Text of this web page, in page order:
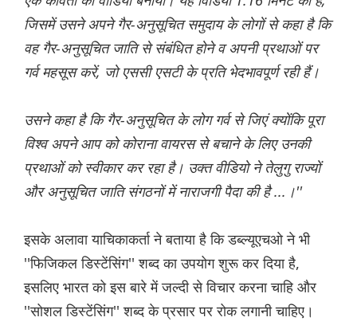
जिसमें उसने अपने गैर-अनुसूचित समुदाय के लोगों से कहा है कि
वह गैर-अनुसूचित जाति से संबंधित होने व अपनी प्रथाओं पर
गर्व महसूस करें, जो एससी एसटी के प्रति भेदभावपूर्ण रही हैं।
उसने कहा है कि गैर-अनुसूचित के लोग गर्व से जिएं क्योंकि पूरा
विश्व अपने आप को कोराना वायरस से बचाने के लिए उनकी
प्रथाओं को स्वीकार कर रहा है। उक्त वीडियो ने तेलुगु राज्यों
और अनुसूचित जाति संगठनों में नाराजगी पैदा की है ...।''
इसके अलावा याचिकाकर्ता ने बताया है कि डब्ल्यूएचओ ने भी
''फिजिकल डिस्टेंसिंग'' शब्द का उपयोग शुरू कर दिया है,
इसलिए भारत को इस बारे में जल्दी से विचार करना चाहि और
''सोशल डिस्टेंसिंग'' शब्द के प्रसार पर रोक लगानी चाहिए।